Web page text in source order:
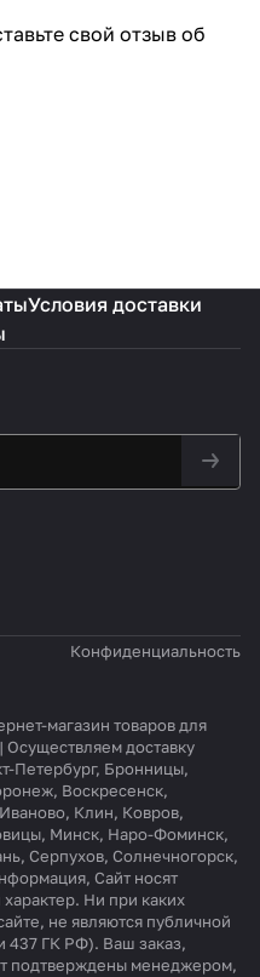
свой отзыв об
Условия доставки
Конфиденциальность
магазин товаров для
Осуществляем доставку
Петербург, Бронницы,
Воскресенск,
Клин, Ковров,
Минск, Наро-Фоминск,
Серпухов, Солнечногорск,
Сайт носят
Ни при каких
не являются публичной
437 ГК РФ). Ваш заказ,
подтверждены менеджером,